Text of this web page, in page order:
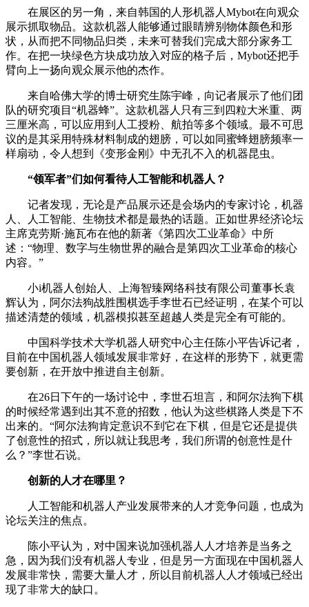
在展区的另一角，来自韩国的人形机器人Mybot在向观众
展示抓取物品。这款机器人能够通过眼睛辨别物体颜色和形
状，从而把不同物品归类，未来可替我们完成大部分家务工
作。在把一块绿色方块成功放入对应的格子后，Mybot还把手
臂向上一扬向观众展示他的杰作。
来自哈佛大学的博士研究生陈宇峰，向记者展示了他们团
队的研究项目“机器蜂”。这款机器人只有三到四粒大米重、两
三厘米高，可以应用到人工授粉、航拍等多个领域。最不可思
议的是其采用特殊材料制成的翅膀，可以如同蜜蜂翅膀频率一
样扇动，令人想到《变形金刚》中无孔不入的机器昆虫。
“领军者”们如何看待人工智能和机器人？
记者发现，无论是产品展示还是会场内的专家讨论，机器
人、人工智能、生物技术都是最热的话题。正如世界经济论坛
主席克劳斯·施瓦布在他的新著《第四次工业革命》中所
述：“物理、数字与生物世界的融合是第四次工业革命的核心
内容。”
小i机器人创始人、上海智臻网络科技有限公司董事长袁
辉认为，阿尔法狗战胜围棋选手李世石已经证明，在某个可以
描述清楚的领域，机器模拟甚至超越人类是完全有可能的。
中国科学技术大学机器人研究中心主任陈小平告诉记者，
目前在中国机器人领域发展非常好，在这样的形势下，就更需
要创新，在开放中推进自主创新。
在26日下午的一场讨论中，李世石坦言，和阿尔法狗下棋
的时候经常遇到出其不意的招数，他认为这些棋路人类是下不
出来的。“阿尔法狗肯定意识不到它在下棋，但是它还是提供
了创意性的招式，所以就让我思考，我们所谓的创意性是什
么？”李世石说。
创新的人才在哪里？
人工智能和机器人产业发展带来的人才竞争问题，也成为
论坛关注的焦点。
陈小平认为，对中国来说加强机器人人才培养是当务之
急，因为我们没有机器人专业，但是另一方面现在中国机器人
发展非常快，需要大量人才，所以目前机器人人才领域已经出
现了非常大的缺口。